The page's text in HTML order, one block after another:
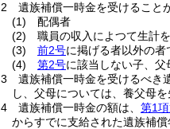
2
遺族補償一時金を受けること
(1)
配偶者
(2)
職員の収入によつて生計
(3)
前2号に掲げる者以外の
(4)
第2号に該当しない子、
3
遺族補償一時金を受けるべき
し、父母については、養父母
4
遺族補償一時金の額は、 第1
からすでに支給された遺族補